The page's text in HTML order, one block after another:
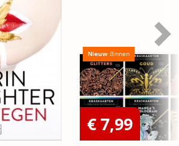
Nieuw Binnen
€ 7,99